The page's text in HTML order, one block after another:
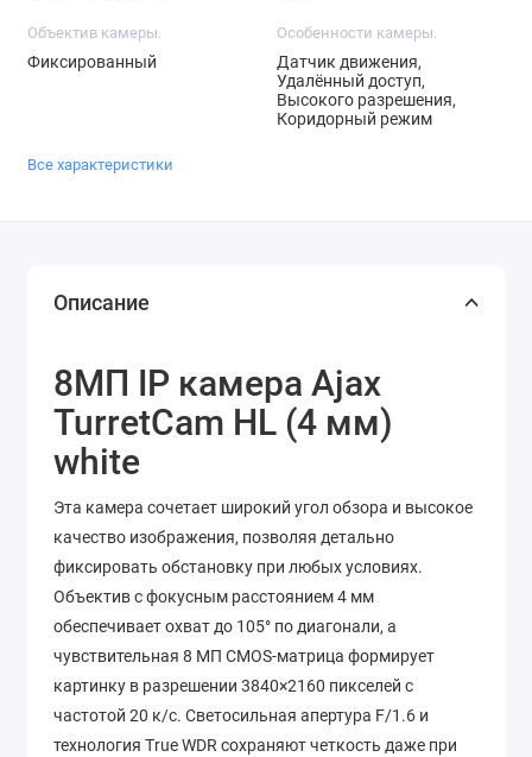
Объектив камеры.
Фиксированный
Особенности камеры.
Датчик движения,
Удалённый доступ,
Высокого разрешения,
Коридорный режим
Все характеристики
Описание
8МП IP камера Ajax
TurretCam HL (4 мм)
white
Эта камера сочетает широкий угол обзора и высокое
качество изображения, позволяя детально
фиксировать обстановку при любых условиях.
Объектив с фокусным расстоянием 4 мм
обеспечивает охват до 105° по диагонали, а
чувствительная 8 МП CMOS-матрица формирует
картинку в разрешении 3840×2160 пикселей с
частотой 20 к/с. Светосильная апертура F/1.6 и
технология True WDR сохраняют четкость даже при